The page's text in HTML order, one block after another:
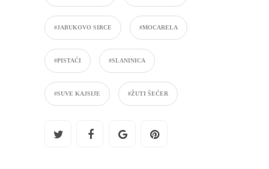
#JABUKOVO SIRCE #MOCARELA
#PISTAĆI #SLANINICA
#SUVE KAJSIJE #ŽUTI ŠEĆER